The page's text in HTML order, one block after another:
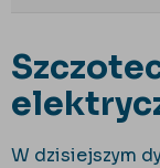
W dzisiejszym